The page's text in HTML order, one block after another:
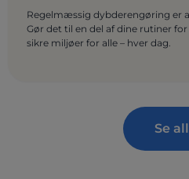
Regelmæssig dybderengøring er
Gør det til en del af dine rutiner
sikre miljøer for alle – hver dag.
Se